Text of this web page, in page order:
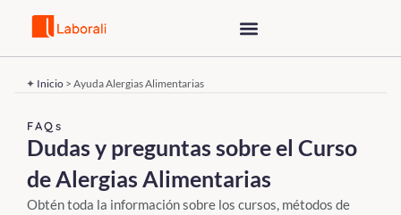
contenido
✦ Inicio > Ayuda Alergias Alimentarias
FAQs
Dudas y preguntas sobre el Curso
de Alergias Alimentarias
Obtén toda la información sobre los cursos, métodos de